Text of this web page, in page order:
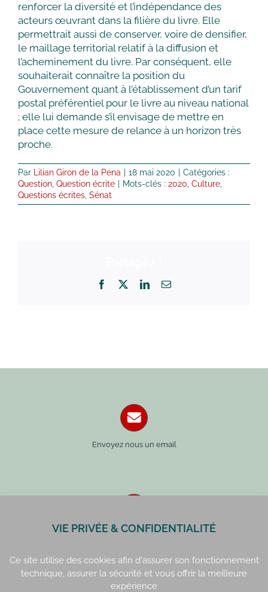
renforcer la diversité et l’indépendance des
acteurs œuvrant dans la filière du livre. Elle
permettrait aussi de conserver, voire de densifier,
le maillage territorial relatif à la diffusion et
l’acheminement du livre. Par conséquent, elle
souhaiterait connaître la position du
Gouvernement quant à l’établissement d’un tarif
postal préférentiel pour le livre au niveau national
; elle lui demande s’il envisage de mettre en
place cette mesure de relance à un horizon très
proche.
Par Lilian Giron de la Pena 18 mai 2020
Catégories :
Question Question écrite Mots-clés : 2020 Culture
Questions écrites Sénat
Facebook LinkedInEmail
Envoyez nous un email
Paris : 01 42 34 14 59
VIE PRIVÉE & CONFIDENTIALITÉ
Ce site utilise des cookies afin d'assurer son fonctionnement
technique, assurer la sécurité et vous offrir la meilleure
expérience